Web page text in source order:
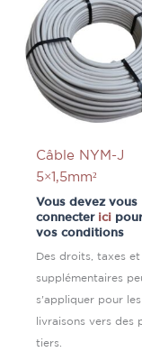
Câble NYM-J
5×1,5mm²
Vous devez vous
connecter ici
vos conditions
Des droits, taxes et
supplémentaires
s'appliquer pour les
livraisons vers des
tiers.